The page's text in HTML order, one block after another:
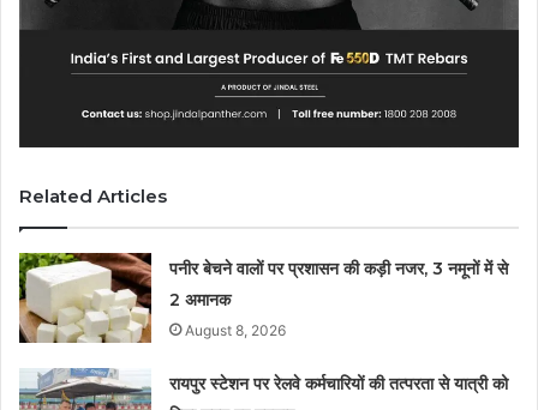
Related Articles
पनीर बेचने वालों पर प्रशासन की कड़ी नजर, 3 नमूनों में से
2 अमानक
August 8, 2026
रायपुर स्टेशन पर रेलवे कर्मचारियों की तत्परता से यात्री को